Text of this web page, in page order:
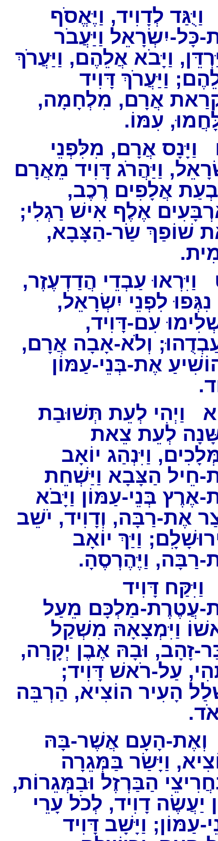
לְדָוִיד, וַיֶּאֱסֹף
כָּל-יִשְׂרָאֵל וַיַּעֲבֹר
וַיָּבֹא אֲלֵהֶם, וַיַּעֲרֹךְ
וַיַּעֲרֹךְ דָּוִיד
אֲרָם, מִלְחָמָה,
עִמּוֹ.
וַיָּנָס אֲרָם, מִלִּפְנֵי
וַיַּהֲרֹג דָּוִיד מֵאֲרָם
אֲלָפִים רֶכֶב,
אֶלֶף אִישׁ רַגְלִי;
שׁוֹפַךְ שַׂר-הַצָּבָא,
וַיִּרְאוּ עַבְדֵי הֲדַדְעֶזֶר,
נִגְּפוּ לִפְנֵי יִשְׂרָאֵל,
עִם-דָּוִיד,
וְלֹא-אָבָה אֲרָם,
אֶת-בְּנֵי-עַמּוֹן
וַיְהִי לְעֵת תְּשׁוּבַת
לְעֵת צֵאת
וַיִּנְהַג יוֹאָב
חֵיל הַצָּבָא וַיַּשְׁחֵת
אֶרֶץ בְּנֵי-עַמּוֹן וַיָּבֹא
אֶת-רַבָּה, וְדָוִיד, יֹשֵׁב
וַיַּךְ יוֹאָב
רַבָּה, וַיֶּהֶרְסֶהָ.
דָּוִיד
עֲטֶרֶת-מַלְכָּם מֵעַל
וַיִּמְצָאָהּ מִשְׁקַל
זָהָב, וּבָהּ אֶבֶן יְקָרָה,
עַל-רֹאשׁ דָּוִיד;
הָעִיר הוֹצִיא, הַרְבֵּה
הָעָם אֲשֶׁר-בָּהּ
וַיָּשַׂר בַּמְּגֵרָה
הַבַּרְזֶל וּבַמְּגֵרוֹת,
יַעֲשֶׂה דָוִיד, לְכֹל עָרֵי
עַמּוֹן; וַיָּשָׁב דָּוִיד